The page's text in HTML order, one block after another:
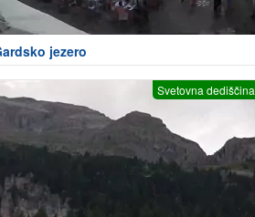
jezero
Svetovna dediščina